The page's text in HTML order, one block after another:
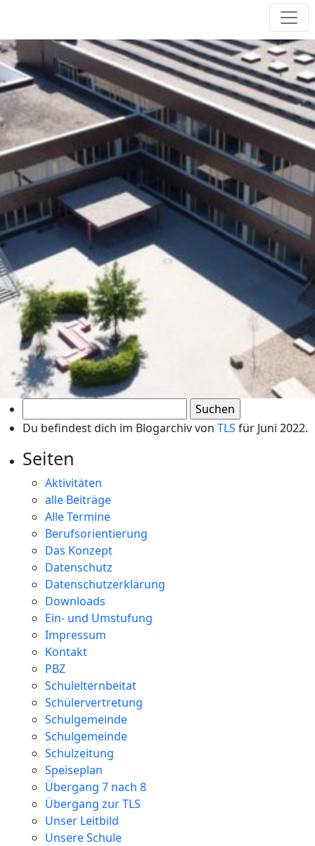
nach:
Du befindest dich im Blogarchiv von TLS für Juni 2022.
Seiten
Aktivitäten
alle Beiträge
Alle Termine
Berufsorientierung
Das Konzept
Datenschutz
Datenschutzerklärung
Downloads
Ein- und Umstufung
Impressum
Kontakt
PBZ
Schulelternbeitat
Schülervertretung
Schulgemeinde
Schulgemeinde
Schulzeitung
Speiseplan
Übergang 7 nach 8
Übergang zur TLS
Unser Leitbild
Unsere Schule